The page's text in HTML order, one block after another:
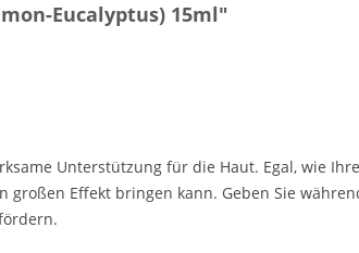
Eucalyptus) 15ml"
Unterstützung für die Haut. Egal, wie
Effekt bringen kann. Geben Sie